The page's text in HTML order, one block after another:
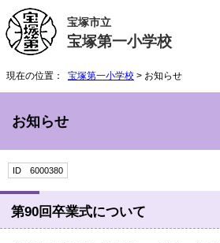
宝塚市立
宝塚第一小学校
現在の位置： 宝塚第一小学校 > お知らせ
お知らせ
ID 6000380
第90回卒業式について